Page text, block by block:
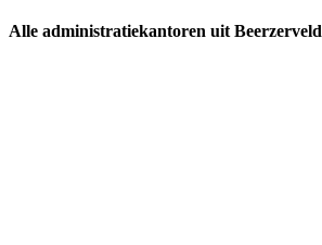
Alle administratiekantoren uit Beerzerveld